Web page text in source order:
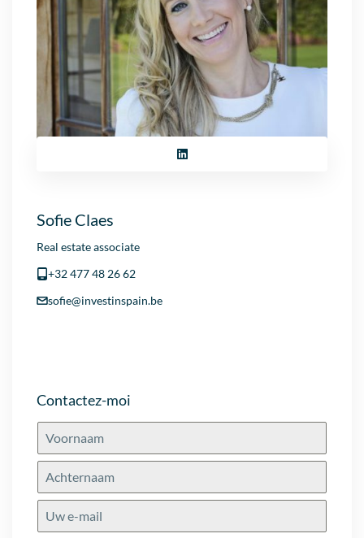
Sofie Claes
Real estate associate
+32 477 48 26 62
sofie@investinspain.be
Contactez-moi